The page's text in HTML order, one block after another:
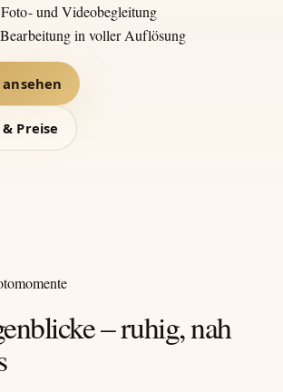
und Videobegleitung
in voller Auflösung
Preise
– ruhig, nah